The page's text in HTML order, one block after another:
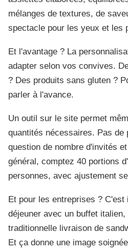
mélanges de textures, de
spectacle pour les yeux et les
Et l'avantage ? La
adapter selon vos convives.
? Des produits sans gluten ?
parler à l'avance.
Un outil sur le site permet
quantités nécessaires. Pas de
question de nombre d'invités
général, comptez 40 portions
personnes, avec ajustement
Et pour les entreprises ? C'est
déjeuner avec un buffet
traditionnelle livraison de
Et ça donne une image